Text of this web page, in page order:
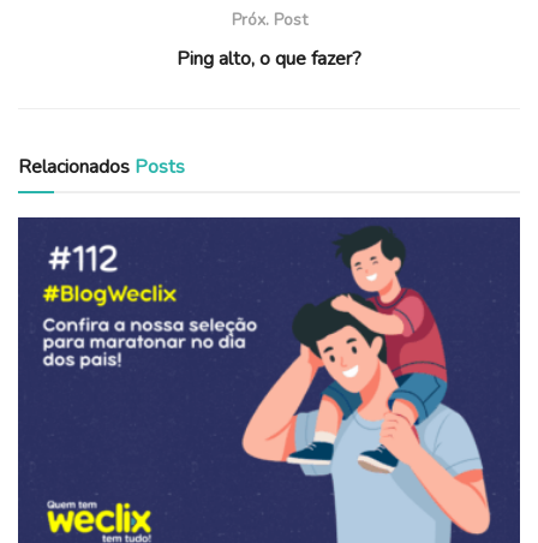
Próx. Post
Ping alto, o que fazer?
Relacionados Posts